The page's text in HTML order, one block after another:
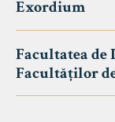
Exordium
Facultatea de
Facultăților